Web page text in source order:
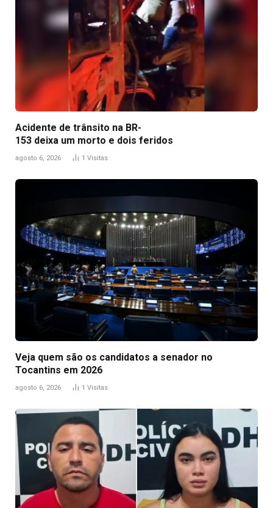
Acidente de trânsito na BR-
153 deixa um morto e dois feridos
agosto 6, 2026 1 Visitas
Veja quem são os candidatos a senador no
Tocantins em 2026
agosto 6, 2026 1 Visitas